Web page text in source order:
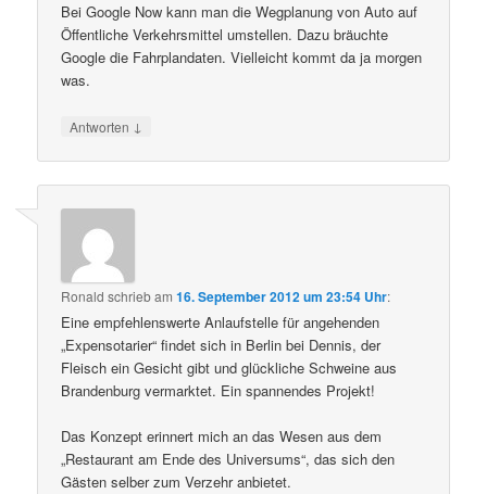
Bei Google Now kann man die Wegplanung von Auto auf
Öffentliche Verkehrsmittel umstellen. Dazu bräuchte
Google die Fahrplandaten. Vielleicht kommt da ja morgen
was.
Antworten ↓
Ronald schriebam16. September 2012 um 23:54 Uhr:
Eine empfehlenswerte Anlaufstelle für angehenden
„Expensotarier“ findet sich in Berlin bei Dennis, der
Fleisch ein Gesicht gibt und glückliche Schweine aus
Brandenburg vermarktet. Ein spannendes Projekt!
Das Konzept erinnert mich an das Wesen aus dem
„Restaurant am Ende des Universums“, das sich den
Gästen selber zum Verzehr anbietet.